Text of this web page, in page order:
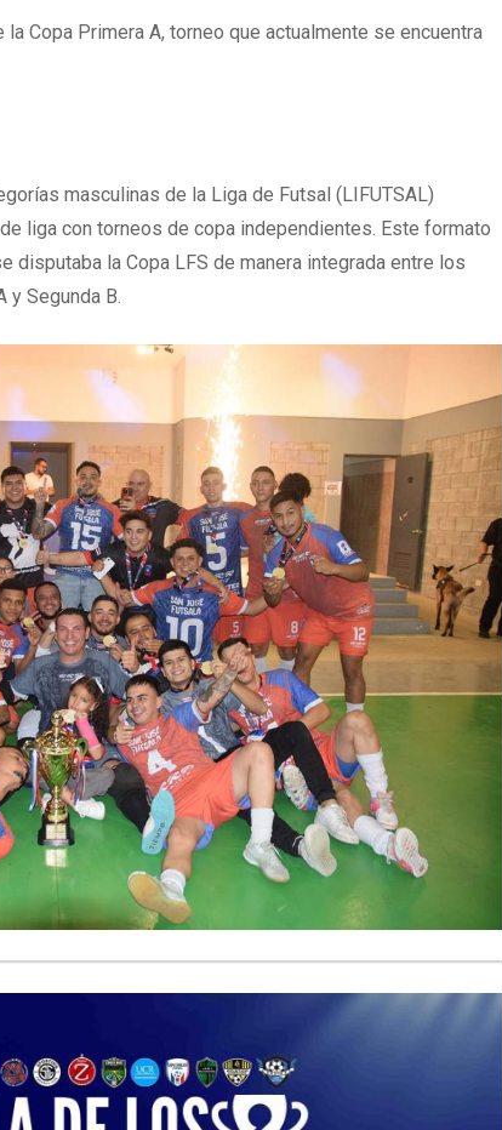
Copa Primera A, torneo que actualmente se encuentra
masculinas de la Liga de Futsal (LIFUTSAL)
liga con torneos de copa independientes. Este formato
disputaba la Copa LFS de manera integrada entre los
y Segunda B.